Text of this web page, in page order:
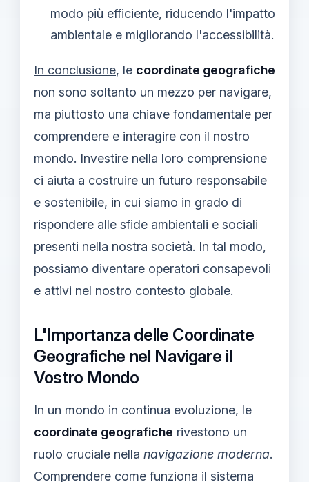
modo più efficiente, riducendo l'impatto
ambientale e migliorando l'accessibilità.
In conclusione, le coordinate geografiche
non sono soltanto un mezzo per navigare,
ma piuttosto una chiave fondamentale per
comprendere e interagire con il nostro
mondo. Investire nella loro comprensione
ci aiuta a costruire un futuro responsabile
e sostenibile, in cui siamo in grado di
rispondere alle sfide ambientali e sociali
presenti nella nostra società. In tal modo,
possiamo diventare operatori consapevoli
e attivi nel nostro contesto globale.
L'Importanza delle Coordinate
Geografiche nel Navigare il
Vostro Mondo
In un mondo in continua evoluzione, le
coordinate geografiche rivestono un
ruolo cruciale nella navigazione moderna.
Comprendere come funziona il sistema